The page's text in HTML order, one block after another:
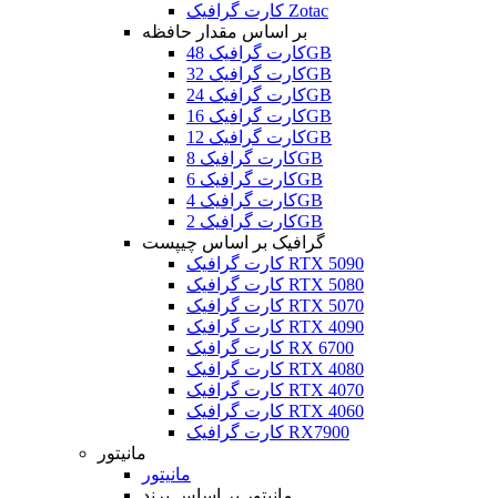
کارت گرافیک Zotac
بر اساس مقدار حافظه
کارت گرافیک 48GB
کارت گرافیک 32GB
کارت گرافیک 24GB
کارت گرافیک 16GB
کارت گرافیک 12GB
کارت گرافیک 8GB
کارت گرافیک 6GB
کارت گرافیک 4GB
کارت گرافیک 2GB
گرافیک بر اساس چیپست
کارت گرافیک RTX 5090
کارت گرافیک RTX 5080
کارت گرافیک RTX 5070
کارت گرافیک RTX 4090
کارت گرافیک RX 6700
کارت گرافیک RTX 4080
کارت گرافیک RTX 4070
کارت گرافیک RTX 4060
کارت گرافیک RX7900
مانیتور
مانیتور